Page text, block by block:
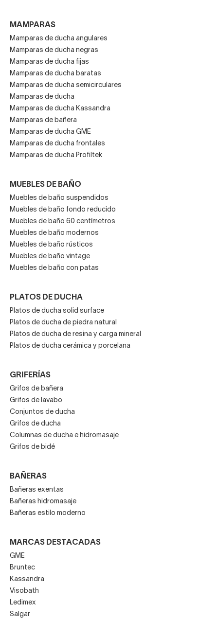
MAMPARAS
Mamparas de ducha angulares
Mamparas de ducha negras
Mamparas de ducha fijas
Mamparas de ducha baratas
Mamparas de ducha semicirculares
Mamparas de ducha
Mamparas de ducha Kassandra
Mamparas de bañera
Mamparas de ducha GME
Mamparas de ducha frontales
Mamparas de ducha Profiltek
MUEBLES DE BAÑO
Muebles de baño suspendidos
Muebles de baño fondo reducido
Muebles de baño 60 centímetros
Muebles de baño modernos
Muebles de baño rústicos
Muebles de baño vintage
Muebles de baño con patas
PLATOS DE DUCHA
Platos de ducha solid surface
Platos de ducha de piedra natural
Platos de ducha de resina y carga mineral
Platos de ducha cerámica y porcelana
GRIFERÍAS
Grifos de bañera
Grifos de lavabo
Conjuntos de ducha
Grifos de ducha
Columnas de ducha e hidromasaje
Grifos de bidé
BAÑERAS
Bañeras exentas
Bañeras hidromasaje
Bañeras estilo moderno
MARCAS DESTACADAS
GME
Bruntec
Kassandra
Visobath
Ledimex
Salgar